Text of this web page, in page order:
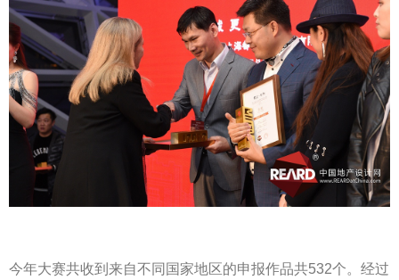
今年大赛共收到来自不同国家地区的申报作品共532个。经过